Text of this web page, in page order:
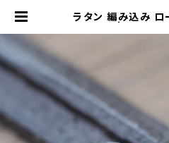
ラタン 編み込み ロ